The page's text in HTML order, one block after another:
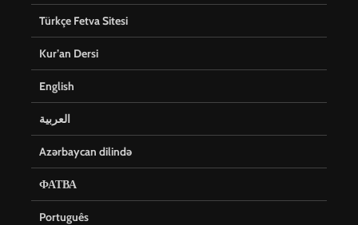
Türkçe Fetva Sitesi
Kur’an Dersi
English
العربية
Azərbaycan dilində
ФАТВА
Português